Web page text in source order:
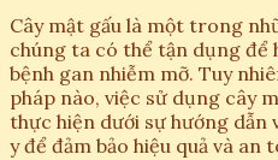
Cây mật gấu là một trong
chúng ta có thể tận dụng
bệnh gan nhiễm mỡ. Tuy
pháp nào, việc sử dụng cây
thực hiện dưới sự hướng
y để đảm bảo hiệu quả và an